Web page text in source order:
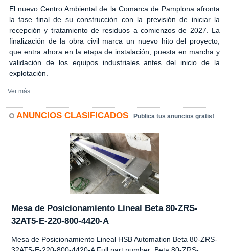
El nuevo Centro Ambiental de la Comarca de Pamplona afronta
la fase final de su construcción con la previsión de iniciar la
recepción y tratamiento de residuos a comienzos de 2027. La
finalización de la obra civil marca un nuevo hito del proyecto,
que entra ahora en la etapa de instalación, puesta en marcha y
validación de los equipos industriales antes del inicio de la
explotación.
Ver más
ANUNCIOS CLASIFICADOS Publica tus anuncios gratis!
Mesa de Posicionamiento Lineal Beta 80-ZRS-
32AT5-E-220-800-4420-A
Mesa de Posicionamiento Lineal HSB Automation Beta 80-ZRS-